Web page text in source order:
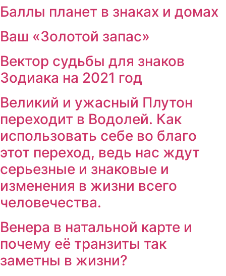
Баллы планет в знаках и домах
Ваш «Золотой запас»
Вектор судьбы для знаков
Зодиака на 2021 год
Великий и ужасный Плутон
переходит в Водолей. Как
использовать себе во благо
этот переход, ведь нас ждут
серьезные и знаковые и
изменения в жизни всего
человечества.
Венера в натальной карте и
почему её транзиты так
заметны в жизни?